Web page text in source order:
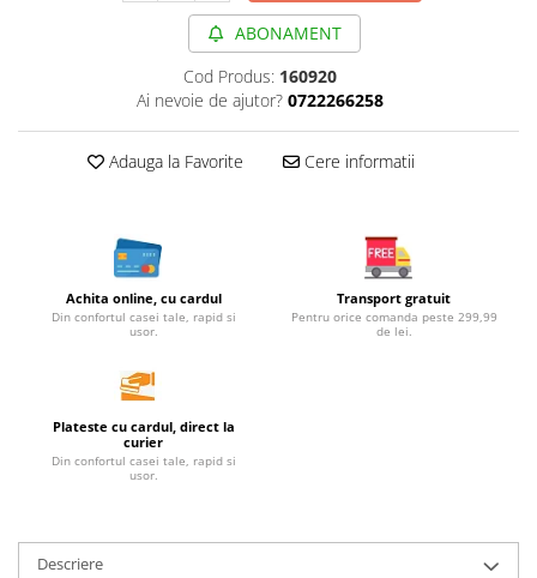
Pudre si prafuri
Conserve, Pateuri, creme
Leguminoase si seminte
Fermenti si gelifianti
Produse din soia
Sare si inlocuitori
Produse care inlocuiesc carnea
Unt, alternativa unt
Paine bio
Paste
Ciocolata
ABONAMENT
Cod Produs: 160920
Ai nevoie de ajutor? 0722266258
Adauga la Favorite Cere informatii
Achita online, cu cardul
Din confortul casei tale, rapid si
usor.
Transport gratuit
Pentru orice comanda peste 299,99
de lei.
Plateste cu cardul, direct la
curier
Din confortul casei tale, rapid si
usor.
Descriere